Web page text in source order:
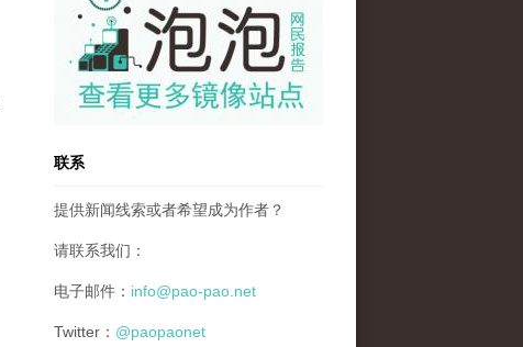
联系
提供新闻线索或者希望成为作者？
请联系我们：
电子邮件： info@pao-pao.net
Twitter： @paopaonet